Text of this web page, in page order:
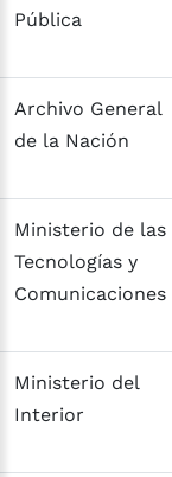
Pública
Archivo General
de la Nación
Ministerio de las
Tecnologías y
Comunicaciones
Ministerio del
Interior